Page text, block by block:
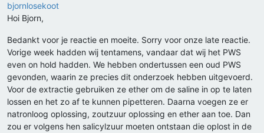
bjornlosekoot
Hoi Bjorn,
Bedankt voor je reactie en moeite. Sorry voor onze late reactie.
Vorige week hadden wij tentamens, vandaar dat wij het PWS
even on hold hadden. We hebben ondertussen een oud PWS
gevonden, waarin ze precies dit onderzoek hebben uitgevoerd.
Voor de extractie gebruiken ze ether om de saline in op te laten
lossen en het zo af te kunnen pipetteren. Daarna voegen ze er
natronloog oplossing, zoutzuur oplossing en ether aan toe. Dan
zou er volgens hen salicylzuur moeten ontstaan die oplost in de